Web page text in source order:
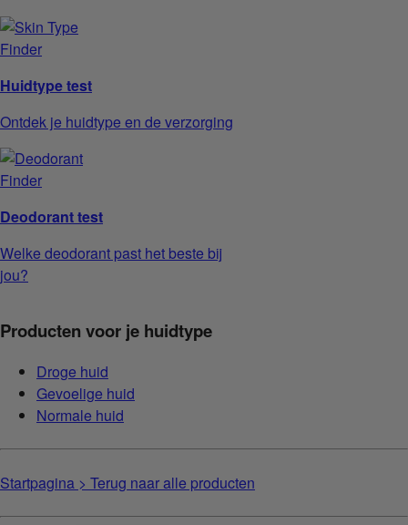
Huidtype test
Ontdek je huidtype en de verzorging
Deodorant test
Welke deodorant past het beste bij
jou?
Producten voor je huidtype
Droge huid
Gevoelige huid
Normale huid
Startpagina > Terug naar alle producten